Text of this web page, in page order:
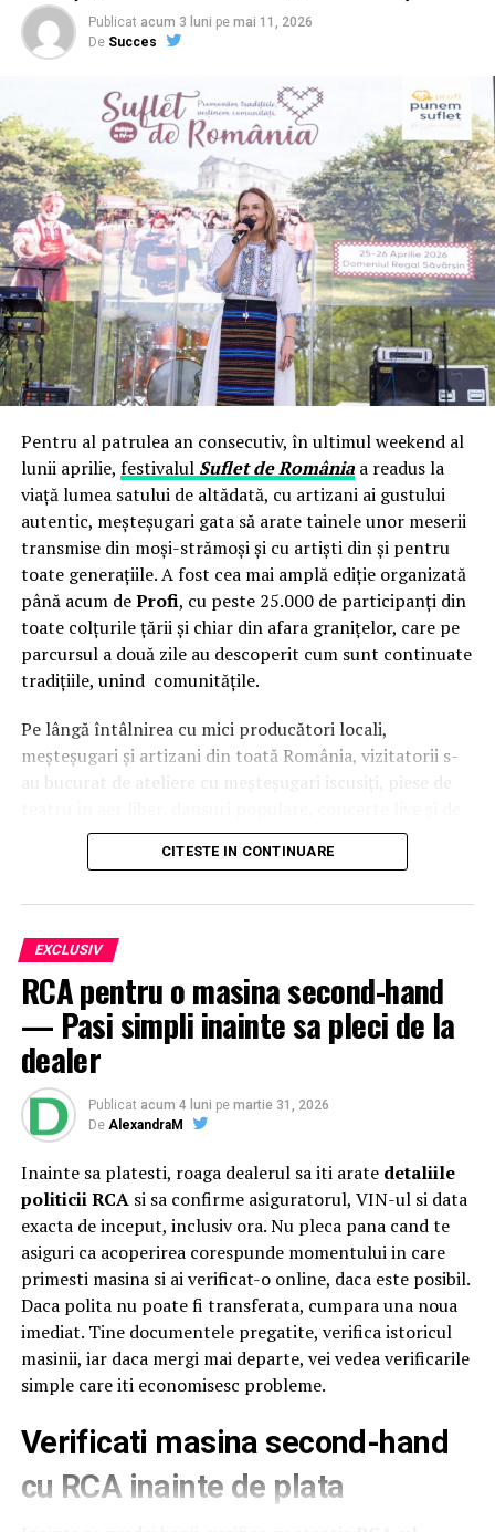
Publicat acum 3 luni pe mai 11, 2026
De Succes
Pentru al patrulea an consecutiv, în ultimul weekend al
lunii aprilie, festivalul Suflet de Româniaa readus la
viață lumea satului de altădată, cu artizani ai gustului
autentic, meșteșugari gata să arate tainele unor meserii
transmise din moși-strămoși și cu artiști din și pentru
toate generațiile. A fost cea mai amplă ediție organizată
până acum deProfi, cu peste 25.000 de participanți din
toate colțurile țării și chiar din afara granițelor, care pe
parcursul a două zile au descoperit cum sunt continuate
tradițiile, unind comunitățile.
Pe lângă întâlnirea cu mici producători locali,
meșteșugari și artizani din toată România, vizitatorii s-
au bucurat de ateliere cu meșteșugari iscusiți, piese de
o intervenție surpriză aGrupului Vocal SONG. Pe scena
celei de-a patra ediții a festivaluluiSuflet de România
David Ciente, Maria Chivu
Evenimentul s-a desfășurat cu participarea Majestății
Sale Margareta, Custodele Coroanei României, a
Alteței Sale Regale Radu, Principele Consort al
României, alături de
Ahold Delhaize România,Mihai Spulber
Lead Profi,Gabriela Sîrbu
Ahold Delhaize România, numeroase oficialități,
autorități centrale și locale și alți reprezentanțiProfiși
Mega Image. Startul oficial a fost dat sâmbătă, după ce
distinsul grup a încheiat un tur al micilor producători și
artizani.
Evenimentul a continuat și tradiția caravanei medicale,
oferind din nou consultații gratuite pentru comunitatea
din Săvârșin și împrejurimi, cu ajutorul unor medici
specialiști în oftalmologie, cardiologie, neurologie,
oamenilor, mai ales al celor cu posibilitate redusă de
calitate, prin implicarea experților de la Asociația ATI
CITESTE IN CONTINUARE
EXCLUSIV
RCA pentru o masina second-hand
— Pasi simpli inainte sa pleci de la
dealer
Publicat acum 4 luni pe martie 31, 2026
De AlexandraM
Inainte sa platesti, roaga dealerul sa iti arate detaliile
politicii RCAsi sa confirme asiguratorul, VIN-ul si data
exacta de inceput, inclusiv ora. Nu pleca pana cand te
asiguri ca acoperirea corespunde momentului in care
primesti masina si ai verificat-o online, daca este posibil.
Daca polita nu poate fi transferata, cumpara una noua
imediat. Tine documentele pregatite, verifica istoricul
masinii, iar daca mergi mai departe, vei vedea verificarile
simple care iti economisesc probleme.
Verificati masina second-hand
cu RCA inainte de plata